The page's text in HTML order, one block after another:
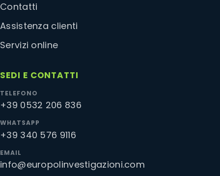
Contatti
Assistenza clienti
Servizi online
SEDI E CONTATTI
TELEFONO
+39 0532 206 836
WHATSAPP
+39 340 576 9116
EMAIL
info@europolinvestigazioni.com